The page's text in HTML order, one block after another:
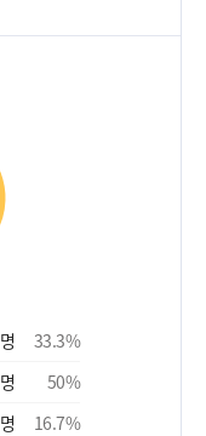
명 33.3%
명 50%
명 16.7%